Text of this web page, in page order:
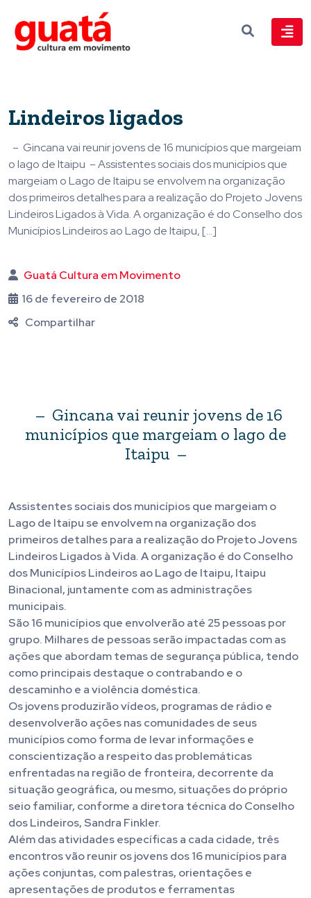
Lindeiros ligados
– Gincana vai reunir jovens de 16 municípios que margeiam
o lago de Itaipu – Assistentes sociais dos municípios que
margeiam o Lago de Itaipu se envolvem na organização
dos primeiros detalhes para a realização do Projeto Jovens
Lindeiros Ligados à Vida. A organização é do Conselho dos
Municípios Lindeiros ao Lago de Itaipu, […]
Guatá Cultura em Movimento
16 de fevereiro de 2018
Compartilhar
– Gincana vai reunir jovens de 16
municípios que margeiam o lago de
Itaipu –
Assistentes sociais dos municípios que margeiam o
Lago de Itaipu se envolvem na organização dos
primeiros detalhes para a realização do Projeto Jovens
Lindeiros Ligados à Vida. A organização é do Conselho
dos Municípios Lindeiros ao Lago de Itaipu, Itaipu
Binacional, juntamente com as administrações
municipais.
São 16 municípios que envolverão até 25 pessoas por
grupo. Milhares de pessoas serão impactadas com as
ações que abordam temas de segurança pública, tendo
como principais destaque o contrabando e o
descaminho e a violência doméstica.
Os jovens produzirão vídeos, programas de rádio e
desenvolverão ações nas comunidades de seus
municípios como forma de levar informações e
conscientização a respeito das problemáticas
enfrentadas na região de fronteira, decorrente da
situação geográfica, ou mesmo, situações do próprio
seio familiar, conforme a diretora técnica do Conselho
dos Lindeiros, Sandra Finkler.
Além das atividades específicas a cada cidade, três
encontros vão reunir os jovens dos 16 municípios para
ações conjuntas, com palestras, orientações e
apresentações de produtos e ferramentas